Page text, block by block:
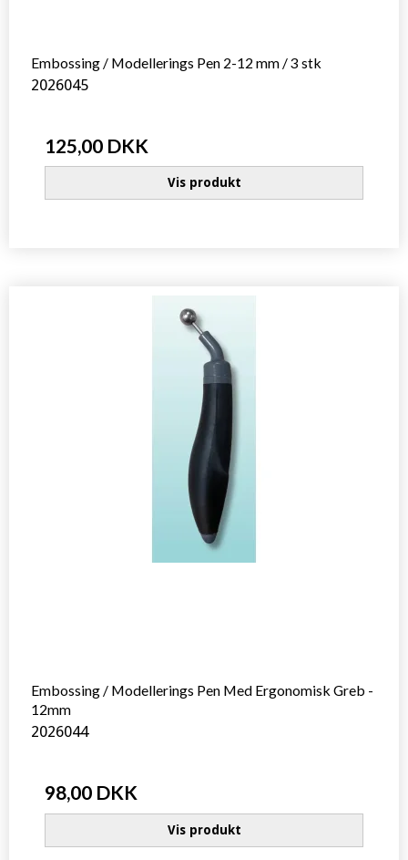
Embossing / Modellerings Pen 2-12 mm / 3 stk
2026045
125,00 DKK
Vis produkt
Embossing / Modellerings Pen Med Ergonomisk Greb -
12mm
2026044
98,00 DKK
Vis produkt